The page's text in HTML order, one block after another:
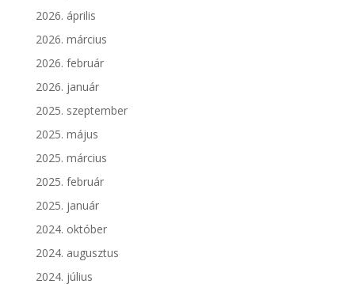
2026. április
2026. március
2026. február
2026. január
2025. szeptember
2025. május
2025. március
2025. február
2025. január
2024. október
2024. augusztus
2024. július